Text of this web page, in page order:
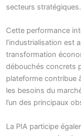
secteurs stratégiques.
Cette performance
l’industrialisation est
transformation
débouchés concrets
plateforme contribue
les besoins du
l’un des principaux
La PIA participe